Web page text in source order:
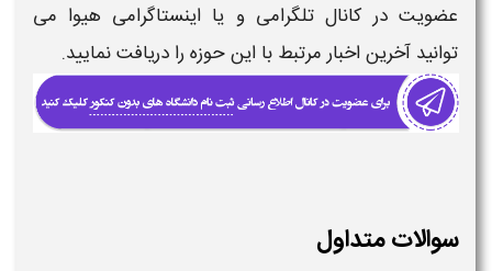
عضویت در کانال تلگرامی و یا اینستاگرامی هیوا می
توانید آخرین اخبار مرتبط با این حوزه را دریافت نمایید.
سوالات متداول